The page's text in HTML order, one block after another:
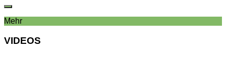
Mehr
VIDEOS